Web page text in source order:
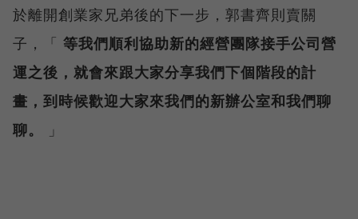
於離開創業家兄弟後的下一步，郭書齊則賣關
子，「 等我們順利協助新的經營團隊接手公司營
運之後，就會來跟大家分享我們下個階段的計
畫，到時候歡迎大家來我們的新辦公室和我們聊
聊。
」